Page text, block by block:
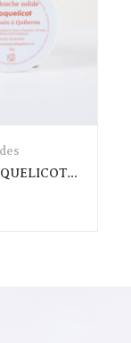
GEL DOUCHE SOLIDE COQUELICOT 30GR